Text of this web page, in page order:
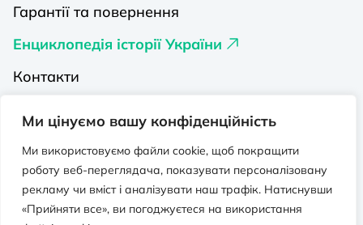
Ми цінуємо вашу конфіденційність
Ми використовуємо файли cookie, щоб покращити
роботу веб-переглядача, показувати персоналізовану
рекламу чи вміст і аналізувати наш трафік. Натиснувши
«Прийняти все», ви погоджуєтеся на використання
Гарантії та повернення
Енциклопедія історії України
Контакти
Видавництва на Порталі
Політика конфіденційності
Публічна оферта